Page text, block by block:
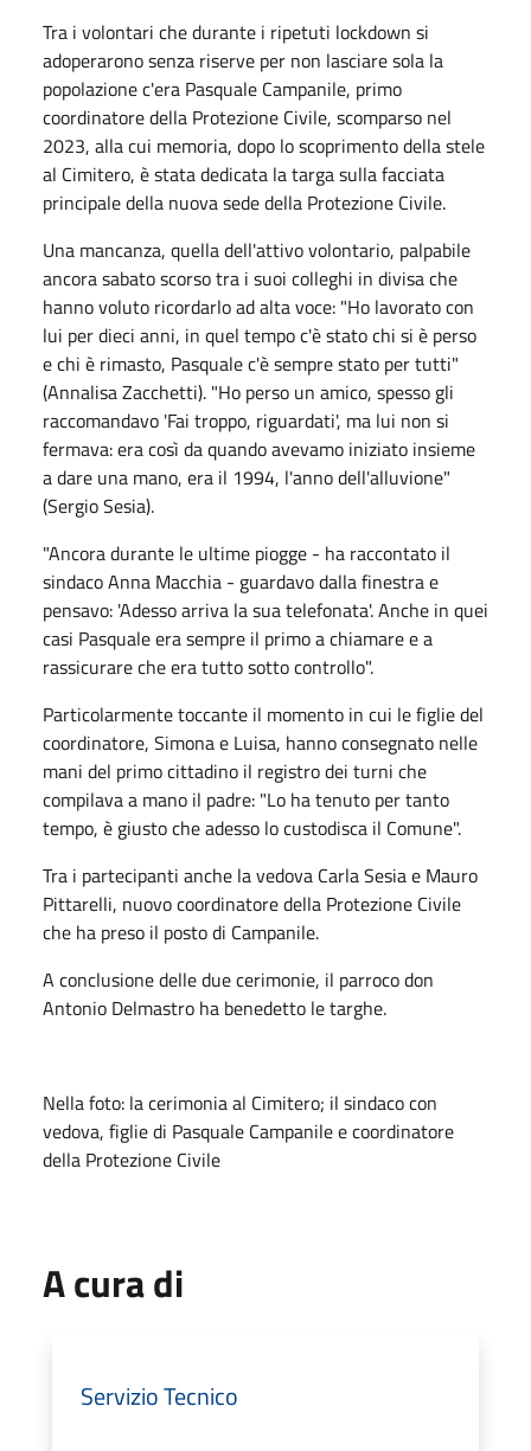
Tra i volontari che durante i ripetuti lockdown si
adoperarono senza riserve per non lasciare sola la
popolazione c'era Pasquale Campanile, primo
coordinatore della Protezione Civile, scomparso nel
2023, alla cui memoria, dopo lo scoprimento della stele
al Cimitero, è stata dedicata la targa sulla facciata
principale della nuova sede della Protezione Civile.
Una mancanza, quella dell'attivo volontario, palpabile
ancora sabato scorso tra i suoi colleghi in divisa che
hanno voluto ricordarlo ad alta voce: "Ho lavorato con
lui per dieci anni, in quel tempo c'è stato chi si è perso
e chi è rimasto, Pasquale c'è sempre stato per tutti"
(Annalisa Zacchetti). "Ho perso un amico, spesso gli
raccomandavo 'Fai troppo, riguardati', ma lui non si
fermava: era così da quando avevamo iniziato insieme
a dare una mano, era il 1994, l'anno dell'alluvione"
(Sergio Sesia).
"Ancora durante le ultime piogge - ha raccontato il
sindaco Anna Macchia - guardavo dalla finestra e
pensavo: 'Adesso arriva la sua telefonata'. Anche in quei
casi Pasquale era sempre il primo a chiamare e a
rassicurare che era tutto sotto controllo".
Particolarmente toccante il momento in cui le figlie del
coordinatore, Simona e Luisa, hanno consegnato nelle
mani del primo cittadino il registro dei turni che
compilava a mano il padre: "Lo ha tenuto per tanto
tempo, è giusto che adesso lo custodisca il Comune".
Tra i partecipanti anche la vedova Carla Sesia e Mauro
Pittarelli, nuovo coordinatore della Protezione Civile
che ha preso il posto di Campanile.
A conclusione delle due cerimonie, il parroco don
Antonio Delmastro ha benedetto le targhe.
Nella foto: la cerimonia al Cimitero; il sindaco con
vedova, figlie di Pasquale Campanile e coordinatore
della Protezione Civile
A cura di
Servizio Tecnico